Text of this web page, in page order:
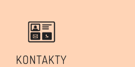
KONTAKTY